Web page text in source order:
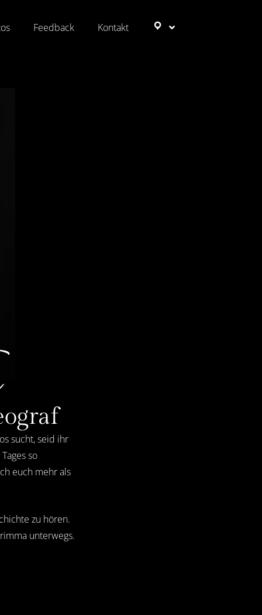
Feedback Kontakt Ziele
sucht, seid ihr
so
euch mehr als
zu hören.
unterwegs.